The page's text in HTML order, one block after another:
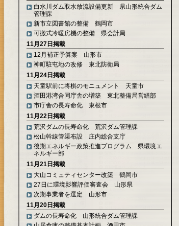
白水川ダム取水放流設備更新 県山形統合ダム
管理課
新市立図書館の整備 鶴岡市
可搬式冷暖房機の整備 県会計局
11月27日掲載
12月補正予算案 山形市
神町駐屯地の改修 東北防衛局
11月24日掲載
天童駅前に将棋のモニュメント 天童市
酒田港湾合同庁舎の増築 東北整備局営繕部
市庁舎の長寿命化 東根市
11月22日掲載
荒沢ダムの長寿命化 荒沢ダム管理課
松山幹線管渠布設 庄内総合支庁
後期エネルギー政策推進プログラム 県環境エ
ネルギー部
11月21日掲載
大山コミュティセンター改築 鶴岡市
27日に環境影響評価審査会 山形県
次期事業者を選定 山形市
11月20日掲載
ダムの長寿命化 山形統合ダム管理課